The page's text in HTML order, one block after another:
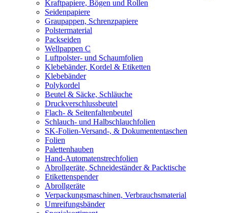
Kraftpapiere, Bögen und Rollen
Seidenpapiere
Graupappen, Schrenzpapiere
Polstermaterial
Packseiden
Wellpappen C
Luftpolster- und Schaumfolien
Klebebänder, Kordel & Etiketten
Klebebänder
Polykordel
Beutel & Säcke, Schläuche
Druckverschlussbeutel
Flach- & Seitenfaltenbeutel
Schlauch- und Halbschlauchfolien
SK-Folien-Versand-, & Dokumententaschen
Folien
Palettenhauben
Hand-Automatenstrechfolien
Abrollgeräte, Schneideständer & Packtische
Etikettenspender
Abrollgeräte
Verpackungsmaschinen, Verbrauchsmaterial
Umreifungsbänder